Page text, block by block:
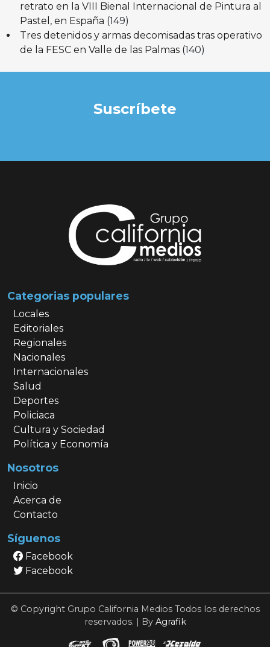
retrato en la VIII Bienal Internacional de Pintura al
Pastel, en España (149)
Tres detenidos y armas decomisadas tras operativo
de la FESC en Valle de las Palmas (140)
Suscríbete
Categorias populares
Locales
Editoriales
Regionales
Nacionales
Internacionales
Salud
Deportes
Policiaca
Cultura y Sociedad
Política y Economía
Nosotros
Inicio
Acerca de
Contacto
Síguenos
Facebook
Facebook
© Copyright Grupo California Medios Todos los derechos
reservados. | By Agrafik